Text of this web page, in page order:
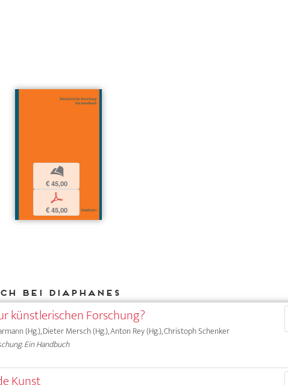
b
€ 45,00
p
€ 45,00
bei DIAPHANES
künstlerischen Forschung?
(Hg.), Dieter Mersch (Hg.), Anton Rey (Hg.), Christoph Schenker
Ein Handbuch